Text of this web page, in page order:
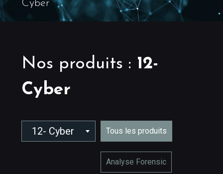
Cyber
Nos produits : 12-
Cyber
12- Cyber Tous les produits
Analyse Forensic